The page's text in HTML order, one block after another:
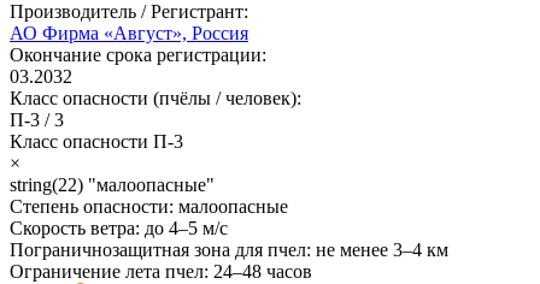
Производитель / Регистрант:
АО Фирма «Август», Россия
Окончание срока регистрации:
03.2032
Класс опасности (пчёлы / человек):
П-3 /3
Класс опасности П-3
×
string(22) "малоопасные"
Степень опасности: малоопасные
Скорость ветра: до 4–5 м/с
Пограничнозащитная зона для пчел: не менее 3–4 км
Ограничение лета пчел: 24–48 часов